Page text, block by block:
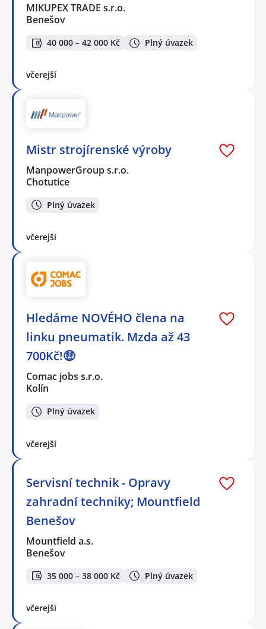
MIKUPEX TRADE s.r.o.
Benešov
40 000 – 42 000 Kč Plný úvazek
včerejší
Mistr strojírenské výroby
ManpowerGroup s.r.o.
Chotutice
Plný úvazek
včerejší
Hledáme NOVÉHO člena na
linku pneumatik. Mzda až 43
700Kč!🤑
Comac jobs s.r.o.
Kolín
Plný úvazek
včerejší
Servisní technik - Opravy
zahradní techniky; Mountfield
Benešov
Mountfield a.s.
Benešov
35 000 – 38 000 Kč Plný úvazek
včerejší